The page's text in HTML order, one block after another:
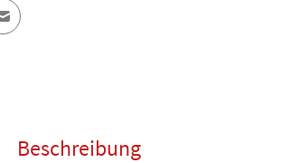
E-Mail an einen Freund
Beschreibung